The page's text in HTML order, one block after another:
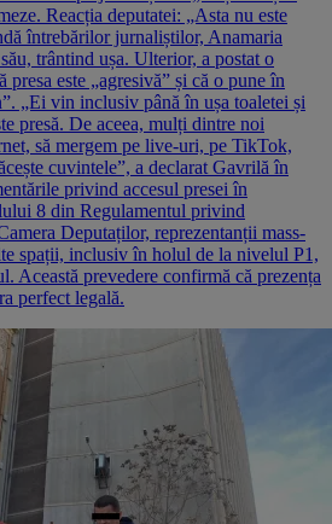
Reacția deputatei: „Asta nu este
întrebărilor jurnaliștilor, Anamaria
trântind ușa. Ulterior, a postat o
este „agresivă” și că o pune în
„Ei vin inclusiv până în ușa toaletei și
presă. De aceea, mulți dintre noi
să mergem pe live-uri, pe TikTok,
cuvintele”, a declarat Gavrilă în
privind accesul presei în
8 din Regulamentul privind
Deputaților, reprezentanții mass-
spații, inclusiv în holul de la nivelul P1,
Această prevedere confirmă că prezența
perfect legală.